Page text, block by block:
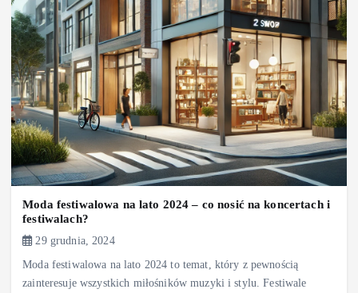
Moda festiwalowa na lato 2024 – co nosić na koncertach i
festiwalach?
29 grudnia, 2024
Moda festiwalowa na lato 2024 to temat, który z pewnością
zainteresuje wszystkich miłośników muzyki i stylu. Festiwale